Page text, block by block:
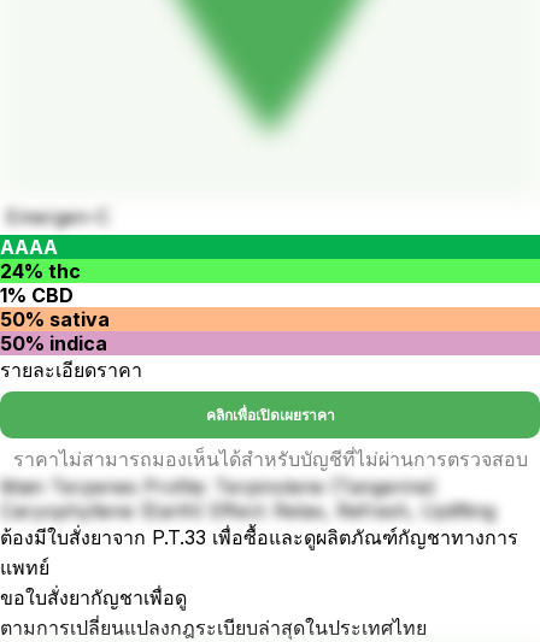
Emergen-C
AAAA
24% thc
1% CBD
50% sativa
50% indica
รายละเอียดราคา
คลิกเพื่อเปิดเผยราคา
ราคาไม่สามารถมองเห็นได้สำหรับบัญชีที่ไม่ผ่านการตรวจสอบ
Main Terpenes Profile: Terpinolene (Tangerine)
Caryophyllene (Earth) Effect: Relax, Refresh, Uplifting
ต้องมีใบสั่งยาจาก P.T.33 เพื่อซื้อและดูผลิตภัณฑ์กัญชาทางการ
แพทย์
ขอใบสั่งยากัญชาเพื่อดู
ตามการเปลี่ยนแปลงกฎระเบียบล่าสุดในประเทศไทย